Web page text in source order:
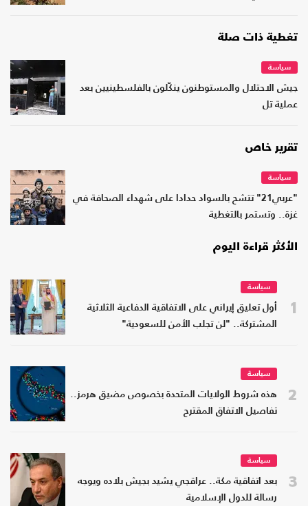
تغطية ذات صلة
سياسة
جيش الاحتلال والمستوطنون ينكّلون بالفلسطينيين بعد
عملية تل
تقرير خاص
سياسة
"عربي21" تتشح بالسواد حدادا على شهداء الصحافة في
غزة.. وتستمر بالتغطية
الأكثر قراءة اليوم
1
سياسة
أول تعليق إيراني على الاتفاقية الدفاعية الثلاثية
المشتركة.. "لن تجلب الأمن للسعودية"
2
سياسة
هذه شروط الولايات المتحدة بخصوص مضيق هرمز..
تفاصيل الاتفاق المقترح
3
سياسة
بعد اتفاقية مكة.. عراقجي يشيد بجيش بلاده ويوجه
رسالة للدول الإسلامية